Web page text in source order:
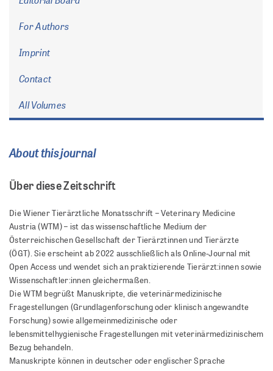
For Authors
Imprint
Contact
All Volumes
About this journal
Über diese Zeitschrift
Die Wiener Tierärztliche Monatsschrift – Veterinary Medicine
Austria (WTM) – ist das wissenschaftliche Medium der
Österreichischen Gesellschaft der Tierärztinnen und Tierärzte
(ÖGT). Sie erscheint ab 2022 ausschließlich als Online-Journal mit
Open Access und wendet sich an praktizierende Tierärzt:innen sowie
Wissenschaftler:innen gleichermaßen.
Die WTM begrüßt Manuskripte, die veterinärmedizinische
Fragestellungen (Grundlagenforschung oder klinisch angewandte
Forschung) sowie allgemeinmedizinische oder
lebensmittelhygienische Fragestellungen mit veterinärmedizinischem
Bezug behandeln.
Manuskripte können in deutscher oder englischer Sprache